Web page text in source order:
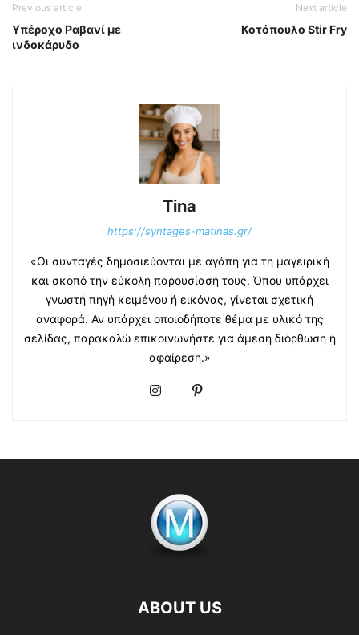
Previous article
Υπέροχο Ραβανί με
ινδοκάρυδο
Next article
Κοτόπουλο Stir Fry
Tina
https://syntages-matinas.gr/
«Οι συνταγές δημοσιεύονται με αγάπη για τη μαγειρική
και σκοπό την εύκολη παρουσίασή τους. Όπου υπάρχει
γνωστή πηγή κειμένου ή εικόνας, γίνεται σχετική
αναφορά. Αν υπάρχει οποιοδήποτε θέμα με υλικό της
σελίδας, παρακαλώ επικοινωνήστε για άμεση διόρθωση ή
αφαίρεση.»
ABOUT US